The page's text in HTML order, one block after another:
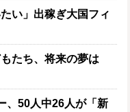
い」出稼ぎ大国フィ
たち、将来の夢は
、50人中26人が「新